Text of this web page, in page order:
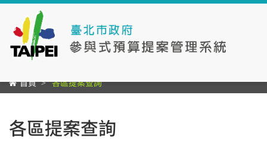
首頁 各區提案查詢
各區提案查詢